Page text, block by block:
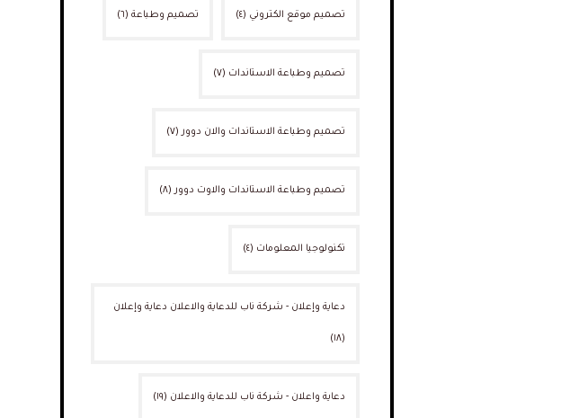
تصميم موقع الكتروني (٤) تصميم وطباعة(٦)
تصميم وطباعة الاستاندات (٧)
تصميم وطباعة الاستاندات والان دوور (٧)
تصميم وطباعة الاستاندات والاوت دوور (٨)
تكنولوجيا المعلومات (٤)
دعاية وإعلان - شركة ناب للدعاية والاعلان دعاية وإعلان
(١٨)
دعاية واعلان - شركة ناب للدعاية والاعلان (١٩)